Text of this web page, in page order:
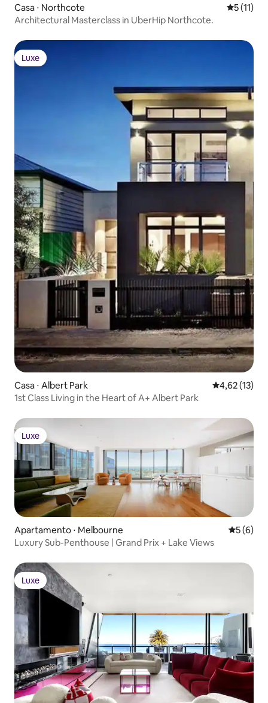
Casa ⋅ Northcote 5 de uma
5 (11)
Architectural Masterclass in UberHip Northcote.
Luxe
Luxe
Casa ⋅ Albert Park 4,62 de uma
4,62 (13)
1st Class Living in the Heart of A+ Albert Park
Luxe
Luxe
Apartamento ⋅ Melbourne 5 de
5 (6)
Luxury Sub-Penthouse | Grand Prix + Lake Views
Luxe
Luxe